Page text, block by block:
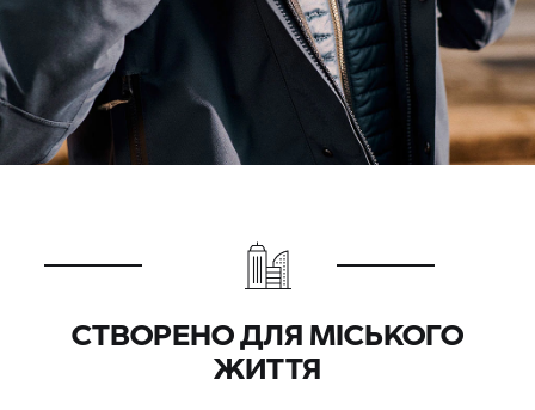
СТВОРЕНО ДЛЯ МІСЬКОГО
ЖИТТЯ